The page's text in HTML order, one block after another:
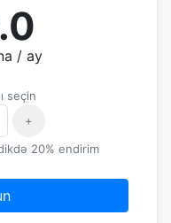
/ ay
seçin
+
20% endirim